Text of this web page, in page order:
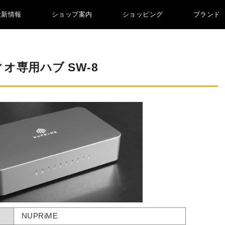
情報 ショップ案内 ショッピング ブランド
専用ハブ SW-8
NUPRiME